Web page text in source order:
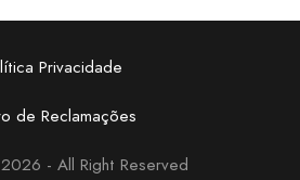
Privacidade
de Reclamações
- All Right Reserved